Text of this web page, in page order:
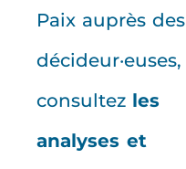
Paix auprès des
décideur·euses,
consultez les
analyses et